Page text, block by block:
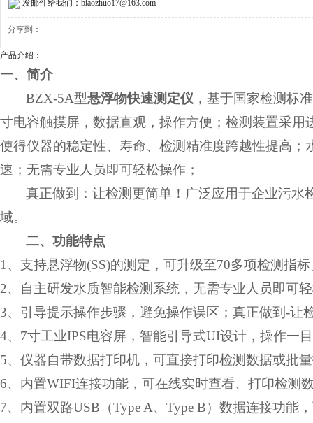
发邮件给我们：biaozhuo17@163.com
分享到：
产品介绍：
一、简介
BZX-5A型悬浮物快速测定仪 ，基于国家检测标
寸电容触摸屏，数据直观，操作方便；检测装置采
使得仪器的稳定性、寿命、检测精准度跨越性提高
速；无需专业人员即可轻松操作；
真正做到：让检测更简单！广泛应用于企业污
域。
二、功能特点
1 、支持悬浮物(SS)的测定，可升级至70多项检测指标
2、自主研发水质智能检测系统，无需专业人员即可
3、引导提示操作步骤，避免操作误区；真正做到 -让
4、 7寸工业IPS电容屏，智能引导式UI设计，操作一
5、仪器自带数据打印机，可直接打印检测数据或批
6、内置WIFI连接功能，可在线实时查看、打印检测
7、内置双路USB （Type A、 Type B）数据连接功能